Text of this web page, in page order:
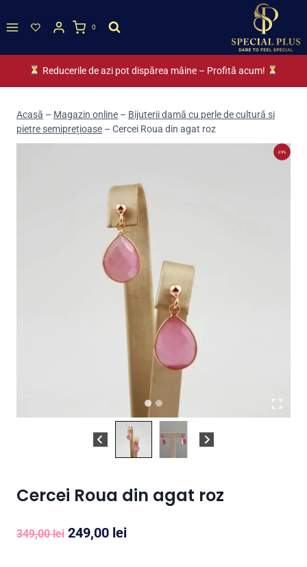
to
0
Reducerile de azi pot dispărea mâine – Profită acum!
Acasă – Magazin online – Bijuterii damă cu perle de cultură si
pietre semiprețioase – Cercei Roua din agat roz
-29%
Cercei Roua din agat roz
349,00lei Prețul
249,00 leiPrețul